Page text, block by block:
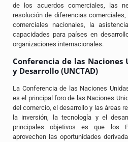
de los acuerdos comerciales, las
resolución de diferencias
comerciales nacionales, la
capacidades para países en
organizaciones internacionales.
Conferencia de las Naciones
y Desarrollo (UNCTAD)
La Conferencia de las Naciones
es el principal foro de las Naciones
del comercio, el desarrollo y las áreas
la inversión, la tecnología y el
principales objetivos es que los
aprovechen las oportunidades